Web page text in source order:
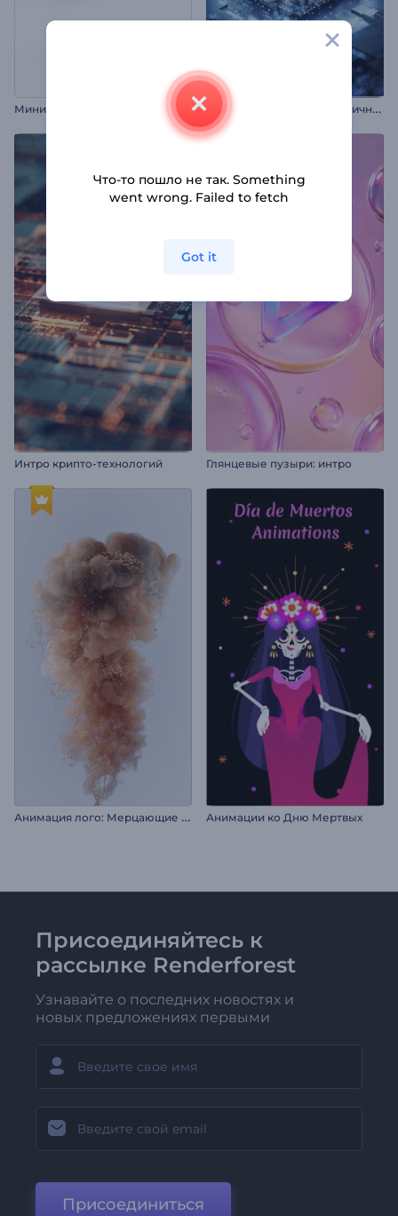
Минималистичная заставка с логотипом И
нтро заставка: Футуристичный хай-тек
Интро крипто-технологий Глянцевые пузыри: интро
А
нимация лого: Мерцающие частицы Анимации ко Дню Мертвых
Присоединяйтесь к
рассылке Renderforest
Узнавайте о последних новостях и
новых предложениях первыми
Присоединиться
Что-то пошло не так. Something
went wrong. Failed to fetch
Got it